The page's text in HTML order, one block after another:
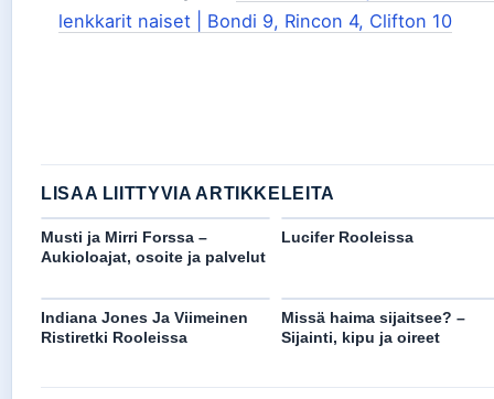
lenkkarit naiset | Bondi 9, Rincon 4, Clifton 10
LISAA LIITTYVIA ARTIKKELEITA
Musti ja Mirri Forssa –
Aukioloajat, osoite ja palvelut
Lucifer Rooleissa
Indiana Jones Ja Viimeinen
Ristiretki Rooleissa
Missä haima sijaitsee? –
Sijainti, kipu ja oireet